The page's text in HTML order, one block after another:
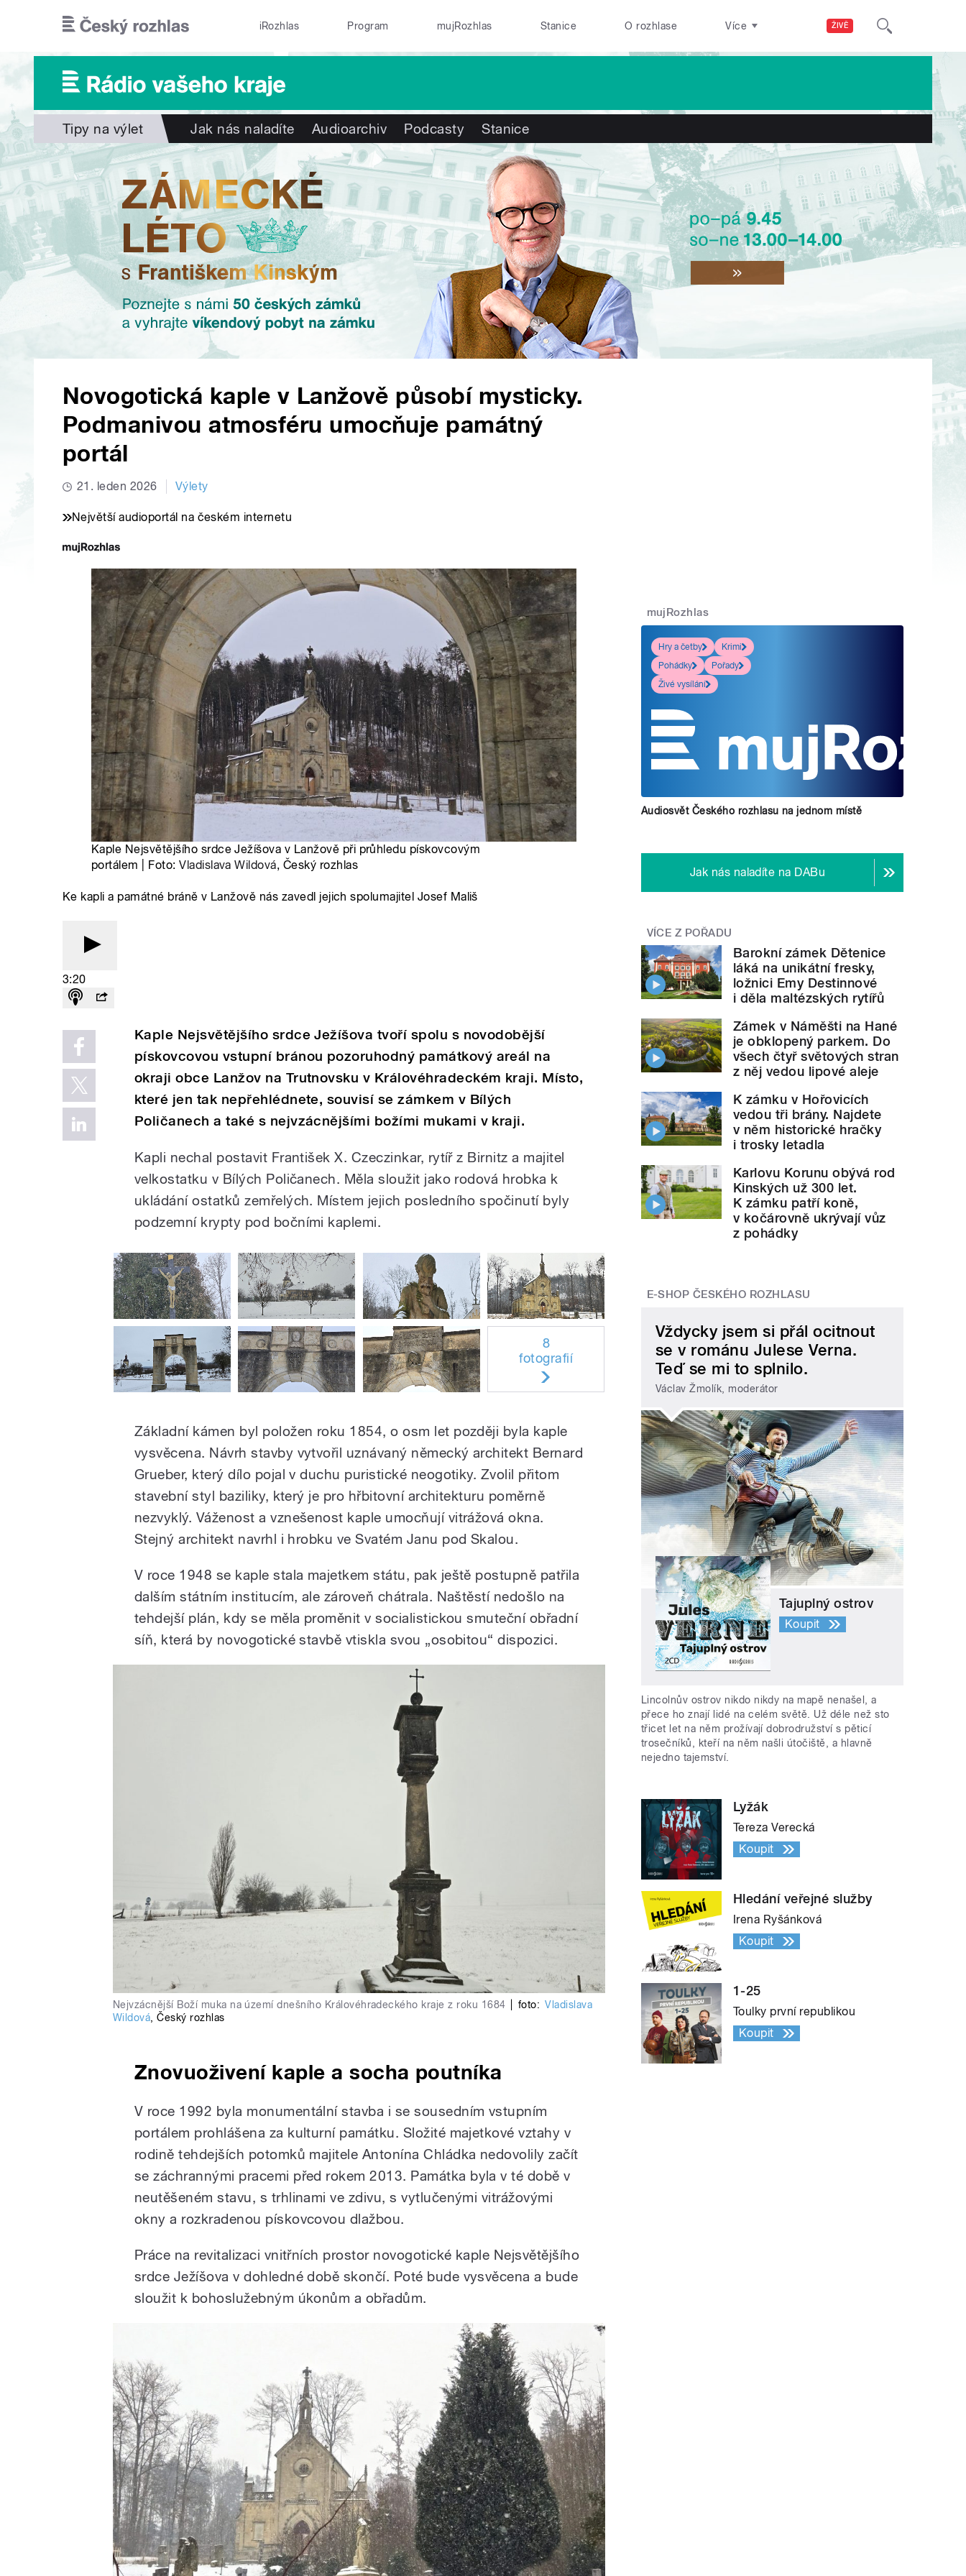
ŽIVĚ
iRozhlas Program mujRozhlas Stanice O rozhlase Více
Tipy na výlet Jak nás naladíte Audioarchiv Podcasty Stanice
Novogotická kaple v Lanžově působí mysticky.
Podmanivou atmosféru umocňuje památný
portál
21. leden 2026 Výlety
Největší audioportál na českém internetu
Kaple Nejsvětějšího srdce Ježíšova v Lanžově při průhledu pískovcovým
portálem | Foto:Vladislava Wildová, Český rozhlas
Ke kapli a památné bráně v Lanžově nás zavedl jejich spolumajitel Josef Mališ
3:20
Kaple Nejsvětějšího srdce Ježíšova tvoří spolu s novodobější
pískovcovou vstupní bránou pozoruhodný památkový areál na
okraji obce Lanžov na Trutnovsku v Královéhradeckém kraji. Místo,
které jen tak nepřehlédnete, souvisí se zámkem v Bílých
Poličanech a také s nejvzácnějšími božími mukami v kraji.
Kapli nechal postavit František X. Czeczinkar, rytíř z Birnitz a majitel
velkostatku v Bílých Poličanech. Měla sloužit jako rodová hrobka k
ukládání ostatků zemřelých. Místem jejich posledního spočinutí byly
podzemní krypty pod bočními kaplemi.
8
fotografií
Základní kámen byl položen roku 1854, o osm let později byla kaple
vysvěcena. Návrh stavby vytvořil uznávaný německý architekt Bernard
Grueber, který dílo pojal v duchu puristické neogotiky. Zvolil přitom
stavební styl baziliky, který je pro hřbitovní architekturu poměrně
nezvyklý. Váženost a vznešenost kaple umocňují vitrážová okna.
Stejný architekt navrhl i hrobku ve Svatém Janu pod Skalou.
V roce 1948 se kaple stala majetkem státu, pak ještě postupně patřila
dalším státním institucím, ale zároveň chátrala. Naštěstí nedošlo na
tehdejší plán, kdy se měla proměnit v socialistickou smuteční obřadní
síň, která by novogotické stavbě vtiskla svou „osobitou“ dispozici.
Nejvzácnější Boží muka na území dnešního Královéhradeckého kraje z roku 1684 foto: Vladislava
Wildová,Český rozhlas
Znovuoživení kaple a socha poutníka
V roce 1992 byla monumentální stavba i se sousedním vstupním
portálem prohlášena za kulturní památku. Složité majetkové vztahy v
rodině tehdejších potomků majitele Antonína Chládka nedovolily začít
se záchrannými pracemi před rokem 2013. Památka byla v té době v
neutěšeném stavu, s trhlinami ve zdivu, s vytlučenými vitrážovými
okny a rozkradenou pískovcovou dlažbou.
Práce na revitalizaci vnitřních prostor novogotické kaple Nejsvětějšího
srdce Ježíšova v dohledné době skončí. Poté bude vysvěcena a bude
sloužit k bohoslužebným úkonům a obřadům.
mujRozhlas
Hry a četby
Krimi
Pohádky
Pořady
Živé vysílání
Audiosvět Českého rozhlasu na jednom místě
Jak nás naladíte na DABu
VÍCE Z POŘADU
Barokní zámek Dětenice
láká na unikátní fresky,
ložnici Emy Destinnové
i děla maltézských rytířů
Zámek v Náměšti na Hané
je obklopený parkem. Do
všech čtyř světových stran
z něj vedou lipové aleje
K zámku v Hořovicích
vedou tři brány. Najdete
v něm historické hračky
i trosky letadla
Karlovu Korunu obývá rod
Kinských už 300 let.
K zámku patří koně,
v kočárovně ukrývají vůz
z pohádky
E-SHOP ČESKÉHO ROZHLASU
Vždycky jsem si přál ocitnout
se v románu Julese Verna.
Teď se mi to splnilo.
Václav Žmolík, moderátor
Tajuplný ostrov
Koupit
Lincolnův ostrov nikdo nikdy na mapě nenašel, a
přece ho znají lidé na celém světě. Už déle než sto
třicet let na něm prožívají dobrodružství s pěticí
trosečníků, kteří na něm našli útočiště, a hlavně
nejedno tajemství.
Lyžák
Tereza Verecká
Koupit
Hledání veřejné služby
Irena Ryšánková
Koupit
1-25
Toulky první republikou
Koupit